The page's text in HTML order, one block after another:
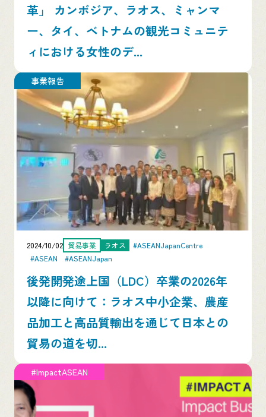
革」 カンボジア、ラオス、ミャンマ
ー、タイ、ベトナムの観光コミュニテ
ィにおける女性のデ...
事業報告
2024/10/02 貿易事業 ラオス
#ASEANJapanCentre
#ASEAN
#ASEANJapan
後発開発途上国（LDC）卒業の2026年
以降に向けて：ラオス中小企業、農産
品加工と高品質輸出を通じて日本との
貿易の道を切...
#ImpactASEAN